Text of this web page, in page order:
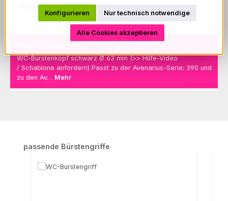
Produktnummer:1002563040-AV
WC-Bürstenkopf schwarz Ø 63 mm (>> Hilfe-Video
/ Schablone anfordern) Passt zu der Avenarius-Serie: 390 und
zu den Av… Mehr
Produktgalerie überspringen
passende Bürstengriffe
Nur technisch notwendige
Konfigurieren
Alle Cookies akzeptieren